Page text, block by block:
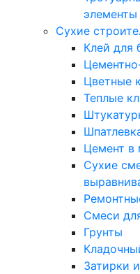
элементы
Сухие
Клей для
Цветные
Теплые
Цемент в
Сухие
Смеси
Грунты
Затирки